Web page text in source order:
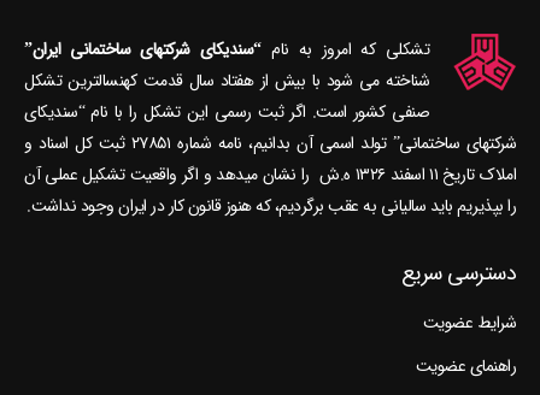
تشکلی که امروز به نام“سندیکای شرکتهای ساختمانی ایران”
شناخته می‎ شود با بیش از هفتاد سال قدمت کهنسال‎ترین تشکل
صنفی کشور است. اگر ثبت رسمی این تشکل را با نام “سندیکای
شرکتهای ساختمانی” تولد اسمی آن بدانیم، نامه شماره ۲۷۸۵۱ ثبت کل اسناد و
املاک تاریخ ۱۱ اسفند ۱۳۲۶ ه.ش را نشان می‎دهد و اگر واقعیت تشکیل عملی آن
را بپذیریم باید سالیانی به عقب برگردیم، که هنوز قانون کار در ایران وجود نداشت.
دسترسی سریع
شرایط عضویت
راهنمای عضویت